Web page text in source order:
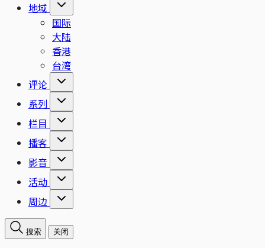
地域
国际
大陆
香港
台湾
评论
系列
栏目
播客
影音
活动
周边
搜索 关闭